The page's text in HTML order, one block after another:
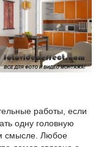
работы, если
одну головную
смысле. Любое